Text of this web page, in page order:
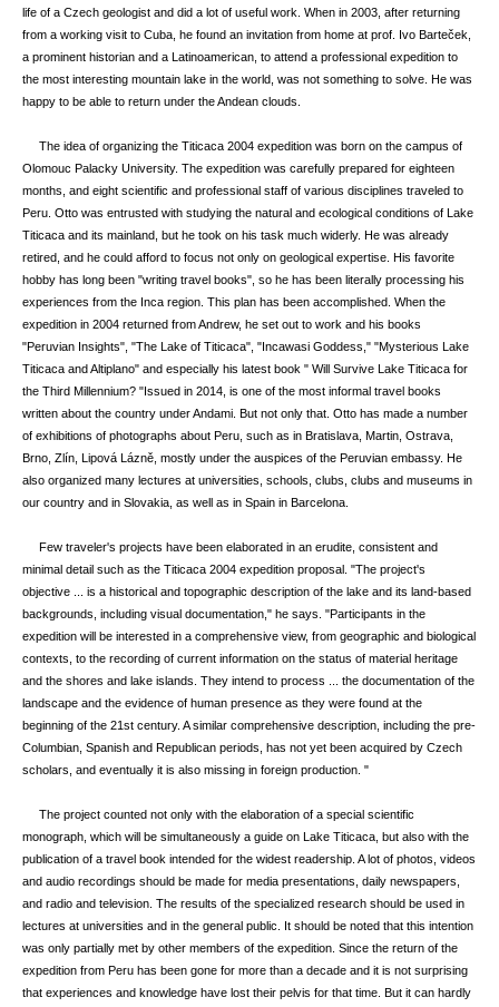
life of a Czech geologist and did a lot of useful work. When in 2003, after returning
from a working visit to Cuba, he found an invitation from home at prof. Ivo Barteček,
a prominent historian and a Latinoamerican, to attend a professional expedition to
the most interesting mountain lake in the world, was not something to solve. He was
happy to be able to return under the Andean clouds.
The idea of ​​organizing the Titicaca 2004 expedition was born on the campus of
Olomouc Palacky University. The expedition was carefully prepared for eighteen
months, and eight scientific and professional staff of various disciplines traveled to
Peru. Otto was entrusted with studying the natural and ecological conditions of Lake
Titicaca and its mainland, but he took on his task much widerly. He was already
retired, and he could afford to focus not only on geological expertise. His favorite
hobby has long been "writing travel books", so he has been literally processing his
experiences from the Inca region. This plan has been accomplished. When the
expedition in 2004 returned from Andrew, he set out to work and his books
"Peruvian Insights", "The Lake of Titicaca", "Incawasi Goddess," "Mysterious Lake
Titicaca and Altiplano" and especially his latest book " Will Survive Lake Titicaca for
the Third Millennium? "Issued in 2014, is one of the most informal travel books
written about the country under Andami. But not only that. Otto has made a number
of exhibitions of photographs about Peru, such as in Bratislava, Martin, Ostrava,
Brno, Zlín, Lipová Lázně, mostly under the auspices of the Peruvian embassy. He
also organized many lectures at universities, schools, clubs, clubs and museums in
our country and in Slovakia, as well as in Spain in Barcelona.
Few traveler's projects have been elaborated in an erudite, consistent and
minimal detail such as the Titicaca 2004 expedition proposal. "The project's
objective ... is a historical and topographic description of the lake and its land-based
backgrounds, including visual documentation," he says. "Participants in the
expedition will be interested in a comprehensive view, from geographic and biological
contexts, to the recording of current information on the status of material heritage
and the shores and lake islands. They intend to process ... the documentation of the
landscape and the evidence of human presence as they were found at the
beginning of the 21st century. A similar comprehensive description, including the pre-
Columbian, Spanish and Republican periods, has not yet been acquired by Czech
scholars, and eventually it is also missing in foreign production. "
The project counted not only with the elaboration of a special scientific
monograph, which will be simultaneously a guide on Lake Titicaca, but also with the
publication of a travel book intended for the widest readership. A lot of photos, videos
and audio recordings should be made for media presentations, daily newspapers,
and radio and television. The results of the specialized research should be used in
lectures at universities and in the general public. It should be noted that this intention
was only partially met by other members of the expedition. Since the return of the
expedition from Peru has been gone for more than a decade and it is not surprising
that experiences and knowledge have lost their pelvis for that time. But it can hardly